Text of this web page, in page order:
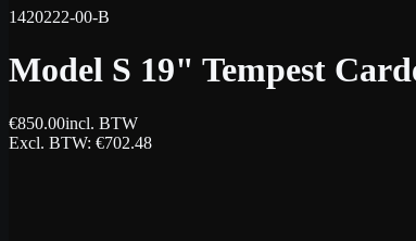
1420222-00-B
Model S 19" Tempest
€850.00incl. BTW
Excl. BTW: €702.48